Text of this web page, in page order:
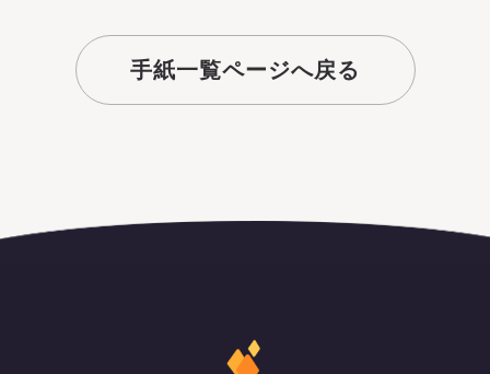
手紙一覧ページへ戻る